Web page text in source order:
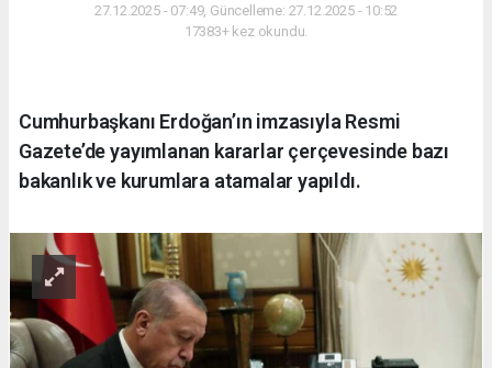
27.12.2025 - 07:49, Güncelleme: 27.12.2025 - 10:52
17383+ kez okundu.
Cumhurbaşkanı Erdoğan’ın imzasıyla Resmi
Gazete’de yayımlanan kararlar çerçevesinde bazı
bakanlık ve kurumlara atamalar yapıldı.